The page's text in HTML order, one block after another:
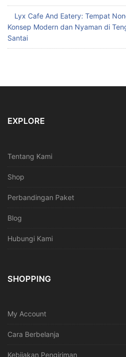
Lyx Cafe And Eatery: Tempat
Konsep Modern dan Nyaman di
Santai
EXPLORE
Tentang Kami
Shop
Perbandingan Paket
Blog
Hubungi Kami
SHOPPING
My Account
Cara Berbelanja
Kebijakan Pengiriman